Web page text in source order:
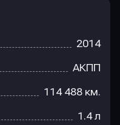
2014
АКПП
114 488 км.
1.4 л